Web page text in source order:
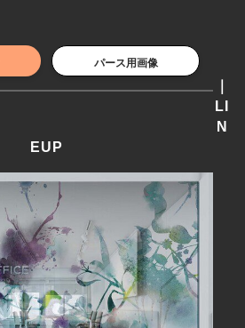
パース用画像
LI
N
EUP